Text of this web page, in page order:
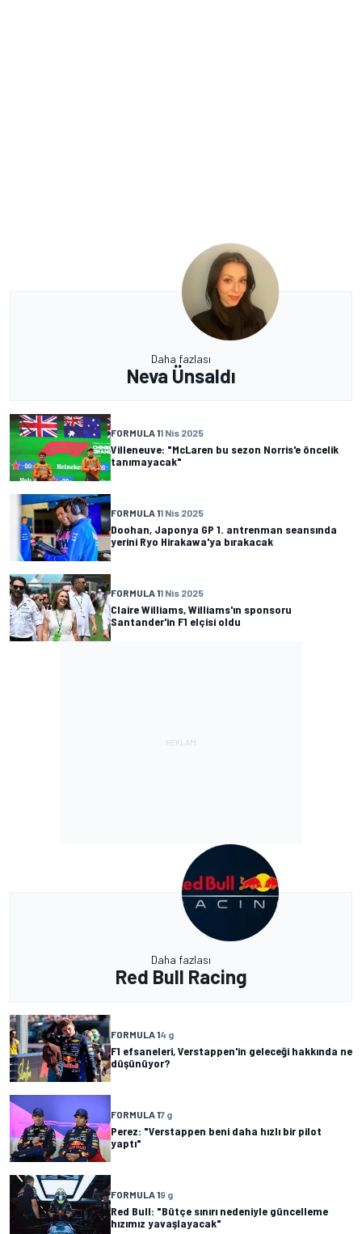
Daha fazlası
Neva Ünsaldı
FORMULA 11 Nis 2025
Villeneuve: "McLaren bu sezon Norris'e öncelik
tanımayacak"
FORMULA 11 Nis 2025
Doohan, Japonya GP 1. antrenman seansında
yerini Ryo Hirakawa'ya bırakacak
FORMULA 11 Nis 2025
Claire Williams, Williams'ın sponsoru
Santander'in F1 elçisi oldu
Daha fazlası
Red Bull Racing
FORMULA 14 g
F1 efsaneleri, Verstappen'in geleceği hakkında ne
düşünüyor?
FORMULA 17 g
Perez: "Verstappen beni daha hızlı bir pilot
yaptı"
FORMULA 19 g
Red Bull: "Bütçe sınırı nedeniyle güncelleme
hızımız yavaşlayacak"